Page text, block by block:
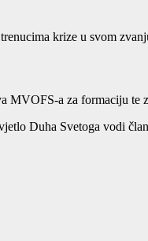
krize u svom
MVOFS-a za formaciju
Duha Svetoga vodi